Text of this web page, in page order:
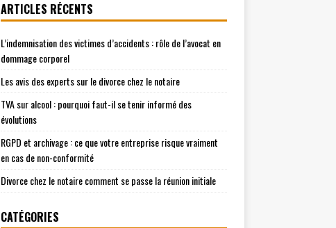
ARTICLES RÉCENTS
L’indemnisation des victimes d’accidents : rôle de l’avocat en
dommage corporel
Les avis des experts sur le divorce chez le notaire
TVA sur alcool : pourquoi faut-il se tenir informé des
évolutions
RGPD et archivage : ce que votre entreprise risque vraiment
en cas de non-conformité
Divorce chez le notaire comment se passe la réunion initiale
CATÉGORIES